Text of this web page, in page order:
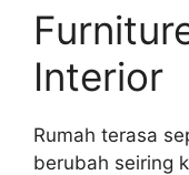
Interior
Rumah terasa
berubah seiring